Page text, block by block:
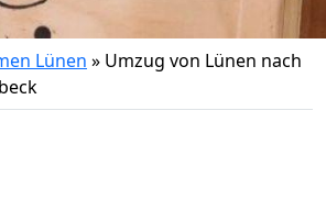
Lünen » Umzug von Lünen nach